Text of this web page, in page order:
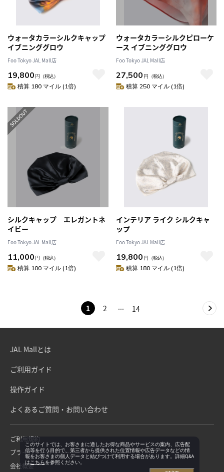
ウォータカラーシルクキャップ
イブニンググロウ
Foo Tokyo JAL Mall店
19,800 円 （税込）
積算 180 マイル (1倍)
ウォータカラーシルクピローケ
ース イブニンググロウ
Foo Tokyo JAL Mall店
27,500 円 （税込）
積算 250 マイル (1倍)
シルクキャップ エレガントネ
イビー
Foo Tokyo JAL Mall店
11,000 円 （税込）
積算 100 マイル (1倍)
インテリア ライク シルクキャ
ップ
Foo Tokyo JAL Mall店
19,800 円 （税込）
積算 180 マイル (1倍)
1 2 14
JAL Mallとは
ご利用ガイド
操作ガイド
よくあるご質問・お問い合わせ
ご利用規約
プライバシーポリシー
会社概要
このサイトでは、お客さまに適したお得な商品やサービスの案内、広告配
信等を行う目的で、第三者から提供された位置情報や広告データなどの情
報をお客さまの個人データと結びつけて利用する場合があります。詳細Q&A
はこちらを参照ください。